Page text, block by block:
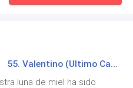
No Puedo Enamorarme De ti 55. Valentino (Ultimo Capitulo)
luna de miel ha sido